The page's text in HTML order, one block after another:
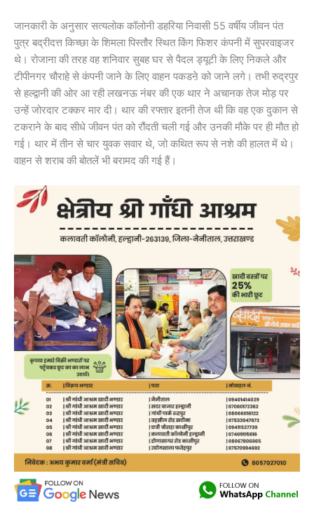
जानकारी के अनुसार सत्यलोक कॉलोनी डहरिया निवासी 55 वर्षीय जीवन पंत
पुत्र बद्रीदत्त किच्छा के शिमला पिस्तौर स्थित किंग फिशर कंपनी में सुपरवाइजर
थे। रोजाना की तरह वह शनिवार सुबह घर से पैदल ड्यूटी के लिए निकले और
टीपीनगर चौराहे से कंपनी जाने के लिए वाहन पकडऩे को जाने लगे। तभी रुद्रपुर
से हल्द्वानी की ओर आ रही लखनऊ नंबर की एक थार ने अचानक तेज मोड़ पर
उन्हें जोरदार टक्कर मार दी। थार की रफ्तार इतनी तेज थी कि वह एक दुकान से
टकराने के बाद सीधे जीवन पंत को रौंदती चली गई और उनकी मौके पर ही मौत हो
गई। थार में तीन से चार युवक सवार थे, जो कथित रूप से नशे की हालत में थे।
वाहन से शराब की बोतलें भी बरामद की गई हैं।